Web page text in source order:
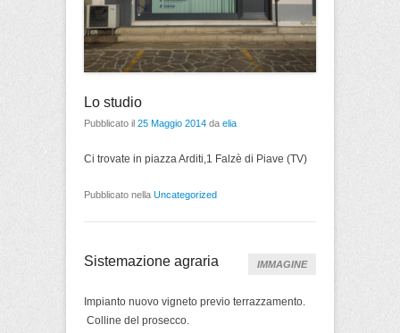
Lo studio
Pubblicato il 25 Maggio 2014 da elia
Ci trovate in piazza Arditi,1 Falzè di Piave (TV)
Pubblicato nella Uncategorized
Sistemazione agraria IMMAGINE
Impianto nuovo vigneto previo terrazzamento.
Colline del prosecco.